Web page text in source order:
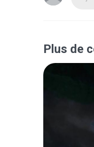
Plus de